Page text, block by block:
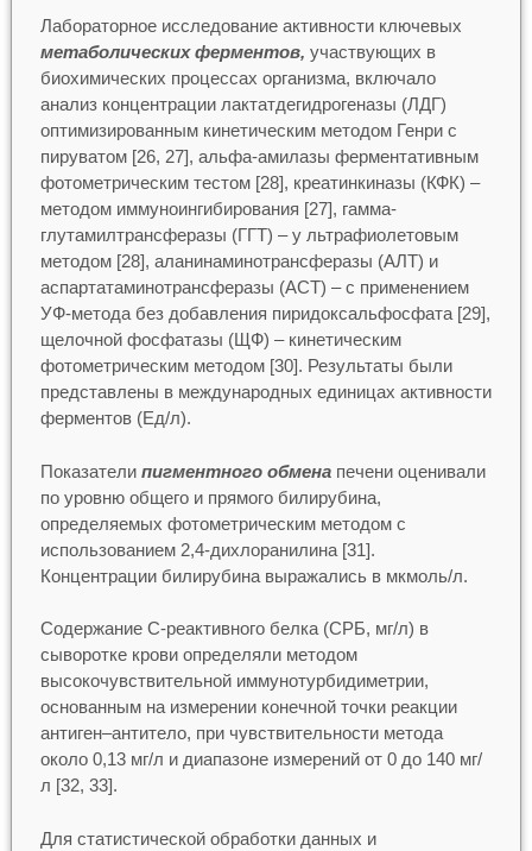
Лабораторное исследование активности ключевых
метаболических ферментов, участвующих в
биохимических процессах организма, включало
анализ концентрации лактатдегидрогеназы (ЛДГ)
оптимизированным кинетическим методом Генри с
пируватом [26, 27], альфа-амилазы ферментативным
фотометрическим тестом [28], креатинкиназы (КФК) –
методом иммуноингибирования [27], гамма-
глутамилтрансферазы (ГГТ) – у льтрафиолетовым
методом [28], аланинаминотрансферазы (АЛТ) и
аспартатаминотрансферазы (АСТ) – с применением
УФ-метода без добавления пиридоксальфосфата [29],
щелочной фосфатазы (ЩФ) – кинетическим
фотометрическим методом [30]. Результаты были
представлены в международных единицах активности
ферментов (Ед/л).
Показатели пигментного обменапечени оценивали
по уровню общего и прямого билирубина,
определяемых фотометрическим методом с
использованием 2,4-дихлоранилина [31].
Концентрации билирубина выражались в мкмоль/л.
Содержание С-реактивного белка (СРБ, мг/л) в
сыворотке крови определяли методом
высокочувствительной иммунотурбидиметрии,
основанным на измерении конечной точки реакции
антиген–антитело, при чувствительности метода
около 0,13 мг/л и диапазоне измерений от 0 до 140 мг/
л [32, 33].
Для статистической обработки данных и